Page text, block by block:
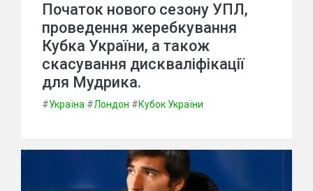
Початок нового сезону УПЛ,
проведення жеребкування
Кубка України, а також
скасування дискваліфікації
для Мудрика.
#Україна #Лондон #Кубок України